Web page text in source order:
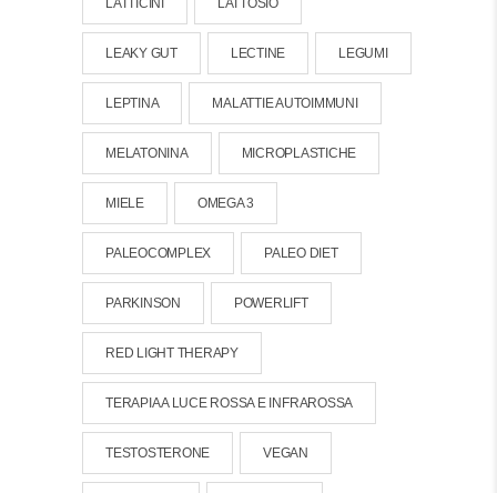
LATTICINI LATTOSIO
LEAKY GUT LECTINE LEGUMI
LEPTINA MALATTIE AUTOIMMUNI
MELATONINA MICROPLASTICHE
MIELE OMEGA 3
PALEOCOMPLEX PALEO DIET
PARKINSON POWERLIFT
RED LIGHT THERAPY
TERAPIA A LUCE ROSSA E INFRAROSSA
TESTOSTERONE VEGAN